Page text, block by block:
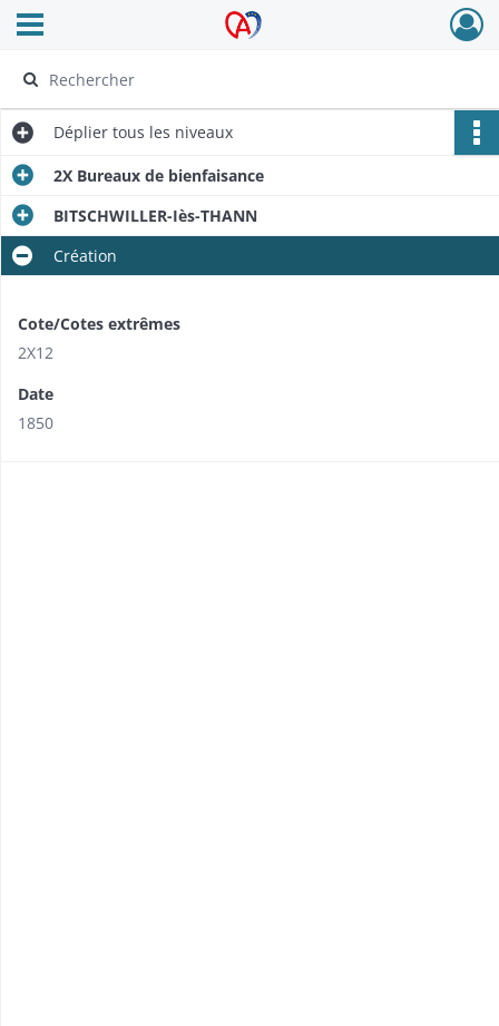
Archives Alsace - Colmar
Ouvrir le menu déroulant
Déplier tous les niveaux
2X Bureaux de bienfaisance
BITSCHWILLER-Iès-THANN
Création
Cote/Cotes extrêmes
2X12
Date
1850